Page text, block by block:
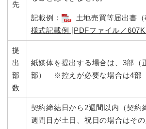
先
記載例：
土地売買等届出書
様式記載例 [PDFファイル／
提
出
部
数
紙媒体を提出する場合は、3部（
部） ※控えが必要な場合は4部
契約締結日から2週間以内（契約
週間目が土日、祝日の場合はその